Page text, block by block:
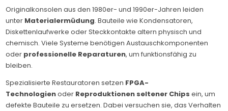
Originalkonsolen aus den 1980er- und 1990er-Jahren leiden
unter Materialermüdung. Bauteile wie Kondensatoren,
Diskettenlaufwerke oder Steckkontakte altern physisch und
chemisch. Viele Systeme benötigen Austauschkomponenten
oder professionelle Reparaturen, um funktionsfähig zu
bleiben.
Spezialisierte Restauratoren setzen FPGA-
Technologienoder Reproduktionen seltener Chips ein, um
defekte Bauteile zu ersetzen. Dabei versuchen sie, das Verhalten